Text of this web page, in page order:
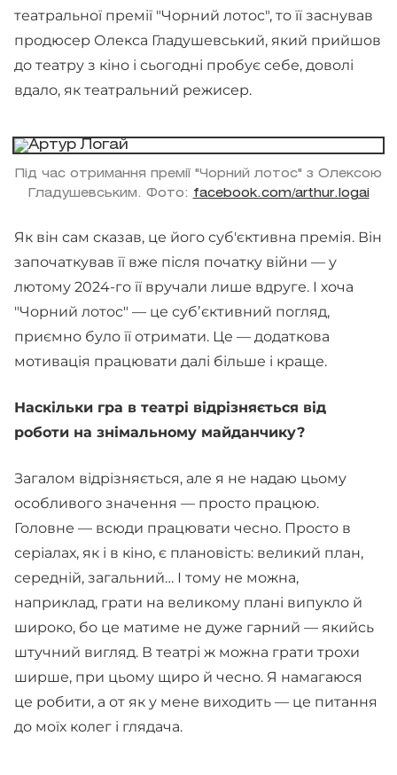
театральної премії "Чорний лотос", то її заснував
продюсер Олекса Гладушевський, який прийшов
до театру з кіно і сьогодні пробує себе, доволі
вдало, як театральний режисер.
Під час отримання премії "Чорний лотос" з Олексою
Гладушевським. Фото:
facebook.com/arthur.logai
Як він сам сказав, це його суб'єктивна премія. Він
започаткував її вже після початку війни — у
лютому 2024-го її вручали лише вдруге. І хоча
"Чорний лотос" — це субʼєктивний погляд,
приємно було її отримати. Це — додаткова
мотивація працювати далі більше і краще.
Наскільки гра в театрі відрізняється від
роботи на знімальному майданчику?
Загалом відрізняється, але я не надаю цьому
особливого значення — просто працюю.
Головне — всюди працювати чесно. Просто в
серіалах, як і в кіно, є плановість: великий план,
середній, загальний… І тому не можна,
наприклад, грати на великому плані випукло й
широко, бо це матиме не дуже гарний — якийсь
штучний вигляд. В театрі ж можна грати трохи
ширше, при цьому щиро й чесно. Я намагаюся
це робити, а от як у мене виходить — це питання
до моїх колег і глядача.